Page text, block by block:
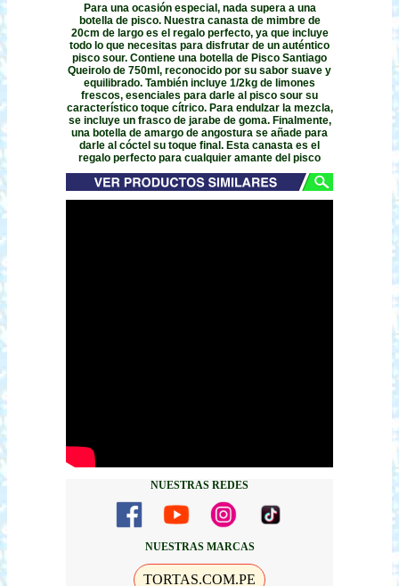
Para una ocasión especial, nada supera a una
botella de pisco. Nuestra canasta de mimbre de
20cm de largo es el regalo perfecto, ya que incluye
todo lo que necesitas para disfrutar de un auténtico
pisco sour. Contiene una botella de Pisco Santiago
Queirolo de 750ml, reconocido por su sabor suave y
equilibrado. También incluye 1/2kg de limones
frescos, esenciales para darle al pisco sour su
característico toque cítrico. Para endulzar la mezcla,
se incluye un frasco de jarabe de goma. Finalmente,
una botella de amargo de angostura se añade para
darle al cóctel su toque final. Esta canasta es el
regalo perfecto para cualquier amante del pisco
NUESTRAS REDES
NUESTRAS MARCAS
TORTAS.COM.PE